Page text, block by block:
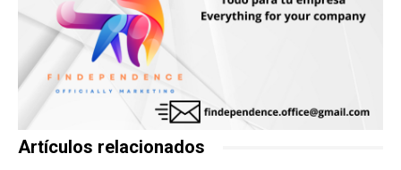
Artículos relacionados